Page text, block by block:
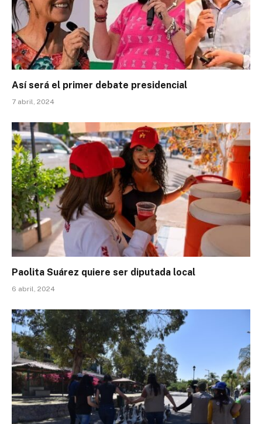
Así será el primer debate presidencial
7 abril, 2024
Paolita Suárez quiere ser diputada local
6 abril, 2024